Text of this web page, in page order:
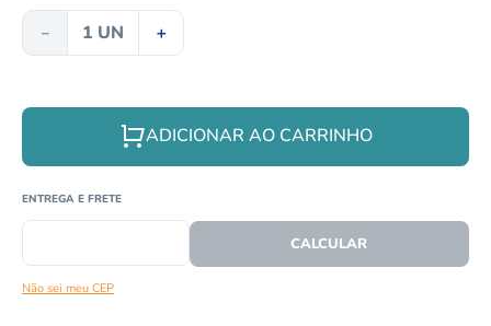
＋
－
ADICIONAR AO CARRINHO
Não sei meu CEP
CALCULAR O FRETE